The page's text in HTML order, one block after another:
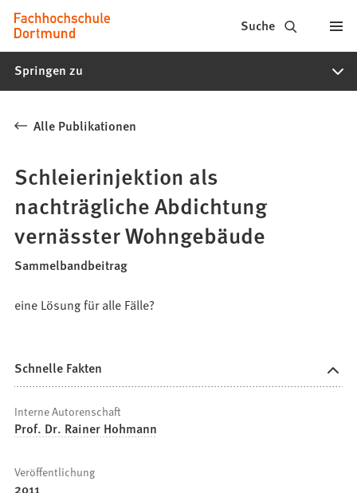
Inhalt anspringen
Fachhochschule
Dortmund
-
Studiengänge,
Bewerbung
Suche
Springen zu
Alle Publikationen
Schleierinjektion als
nachträgliche Abdichtung
vernässter Wohngebäude
Sammelbandbeitrag
eine Lösung für alle Fälle?
Schnelle Fakten
Interne Autorenschaft
Prof. Dr. Rainer Hohmann
Veröffentlichung
2011